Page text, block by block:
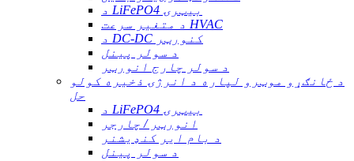
د LiFePO4 بیټرۍ
د متغیر سرعت HVAC
د DC-DC کنورټر
د سولر پینل
د سولر چارج انورټر
د ځانګړو موټرو لپاره د انرژۍ ذخیره کولو
حل
د LiFePO4 بیټرۍ
انورټر / چارجر
د بام ایر کنډیشنر
د سولر پینل